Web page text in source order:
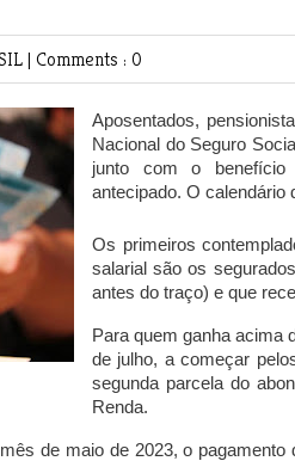
| Comments : 0
Aposentados,
Nacional do Seguro
junto com o
antecipado. O calendário
Os primeiros
salarial são os
antes do traço) e que
Para quem ganha acima
de julho, a começar
segunda parcela do
Renda.
de maio de 2023, o